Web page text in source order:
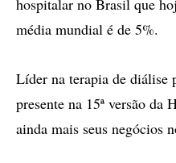
hospitalar no Brasil que
média mundial é de 5%.
Líder na terapia de diálise
presente na 15ª versão da
ainda mais seus negócios